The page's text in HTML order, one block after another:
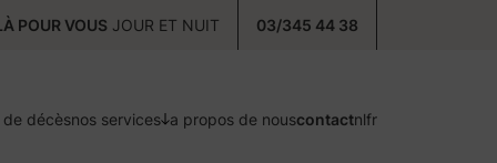
POUR VOUS JOUR ET NUIT 03/345 44 38
de décèsnos services a propos de nouscontactnlfr